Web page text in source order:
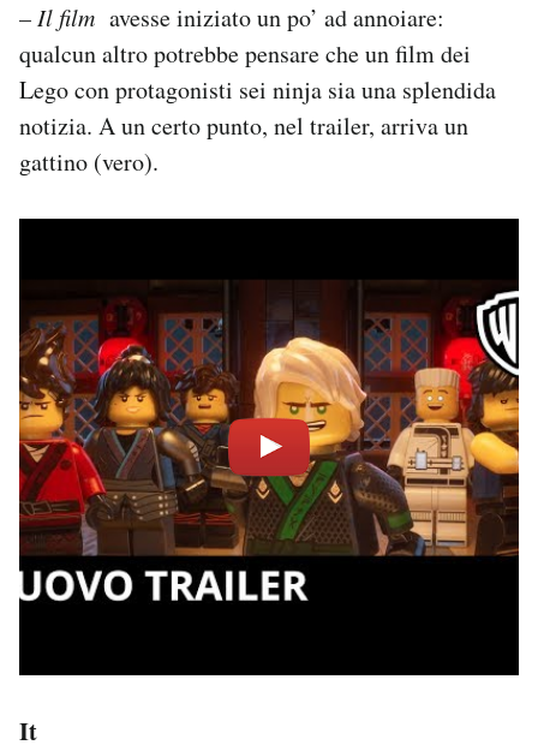
– Il film avesse iniziato un po’ ad annoiare:
qualcun altro potrebbe pensare che un film dei
Lego con protagonisti sei ninja sia una splendida
notizia. A un certo punto, nel trailer, arriva un
gattino (vero).
It